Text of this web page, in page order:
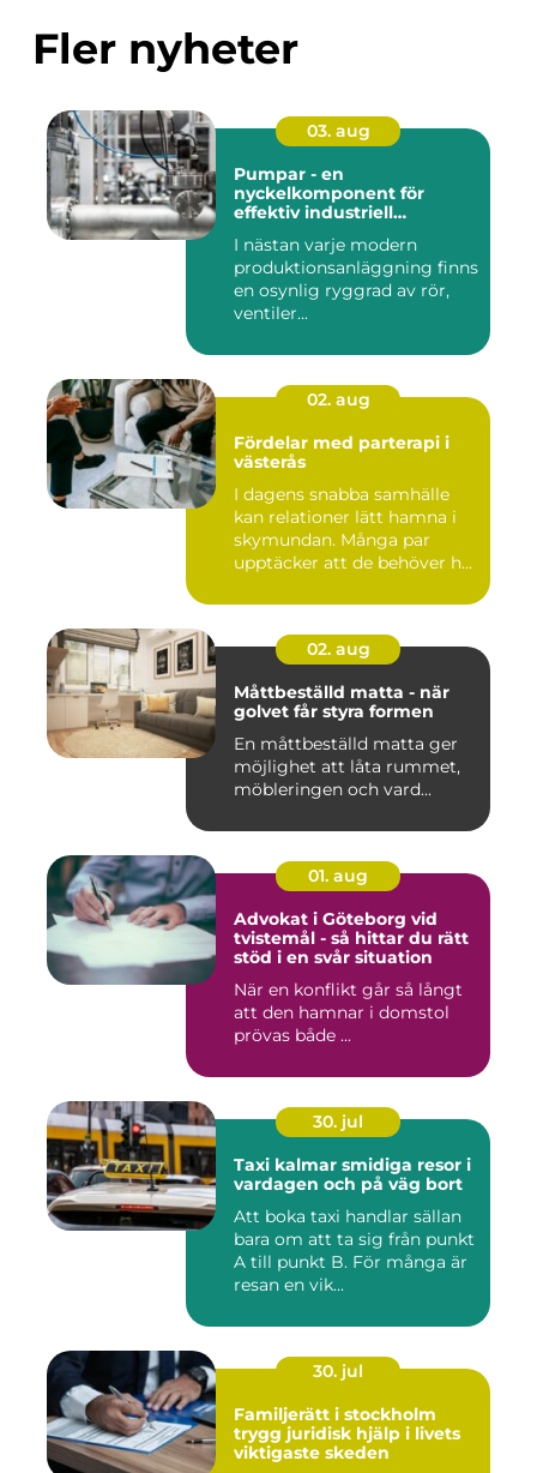
Fler nyheter
03. aug
Pumpar - en
nyckelkomponent för
effektiv industriell
I nästan varje modern
produktionsanläggning finns
en osynlig ryggrad av rör,
ventiler...
02. aug
Fördelar med parterapi i
västerås
I dagens snabba samhälle
kan relationer lätt hamna i
skymundan. Många par
upptäcker att de behöver h...
02. aug
Måttbeställd matta - när
golvet får styra formen
En måttbeställd matta ger
möjlighet att låta rummet,
möbleringen och vard...
01. aug
Advokat i Göteborg vid
tvistemål - så hittar du rätt
stöd i en svår situation
När en konflikt går så långt
att den hamnar i domstol
prövas både ...
30. jul
Taxi kalmar smidiga resor i
vardagen och på väg bort
Att boka taxi handlar sällan
bara om att ta sig från punkt
A till punkt B. För många är
resan en vik...
30. jul
Familjerätt i stockholm
trygg juridisk hjälp i livets
viktigaste skeden